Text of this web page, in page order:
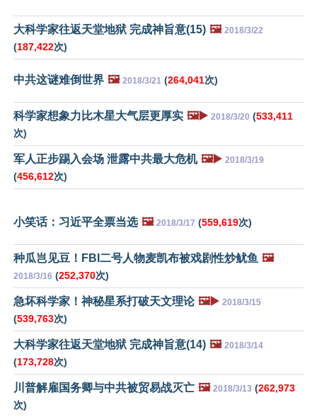
大科学家往返天堂地狱 完成神旨意(15) 🖼️ 2018/3/22
(187,422次)
中共这谜难倒世界 🖼️ 2018/3/21 (264,041次)
科学家想象力比木星大气层更厚实 🖼️▶️ 2018/3/20 (533,411
次)
军人正步踢入会场 泄露中共最大危机 🖼️▶️ 2018/3/19
(456,612次)
小笑话：习近平全票当选 🖼️ 2018/3/17 (559,619次)
种瓜岂见豆！FBI二号人物麦凯布被戏剧性炒鱿鱼 🖼️
2018/3/16 (252,370次)
急坏科学家！神秘星系打破天文理论 🖼️▶️ 2018/3/15
(539,763次)
大科学家往返天堂地狱 完成神旨意(14) 🖼️ 2018/3/14
(173,728次)
川普解雇国务卿与中共被贸易战灭亡 🖼️ 2018/3/13 (262,973
次)